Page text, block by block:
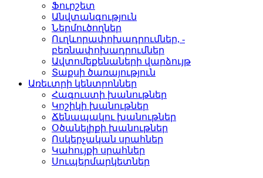
Ֆուրշետ­
Անվտանգություն­
Ներմուծողներ­
Ուղևորափոխադրումներ, ­
բեռնափոխադրումներ
Ավտոմեքենաների վարձու­յթ
Տաքսի ծառայություն­
Առեւտրի կենտրոններ
Հագուստի խանութներ
Կոշիկի խանութներ­
Ճենապակու խանութներ­
Օծանելիքի խանութներ­
Ոսկերչական սրահներ­
Կահույքի սրահներ­
Սուպերմարկետներ­